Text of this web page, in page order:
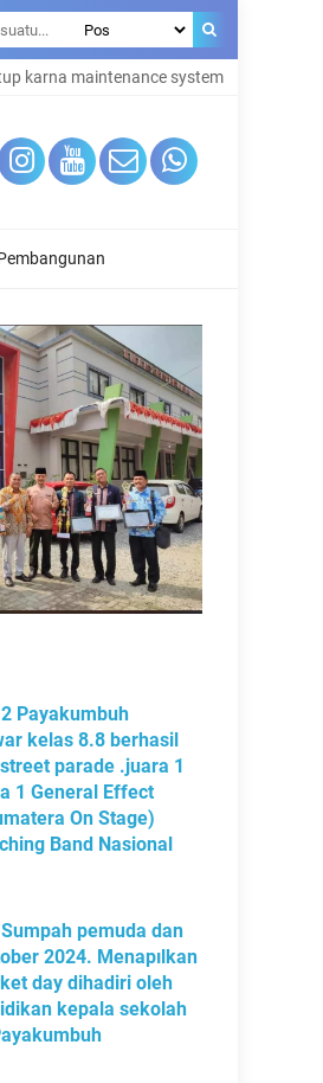
system
Payakumbuh
kelas 8.8 berhasil
parade .juara 1
1 General Effect
On Stage)
Band Nasional
pemuda dan
2024. Menapılkan
day dihadiri oleh
kepala sekolah